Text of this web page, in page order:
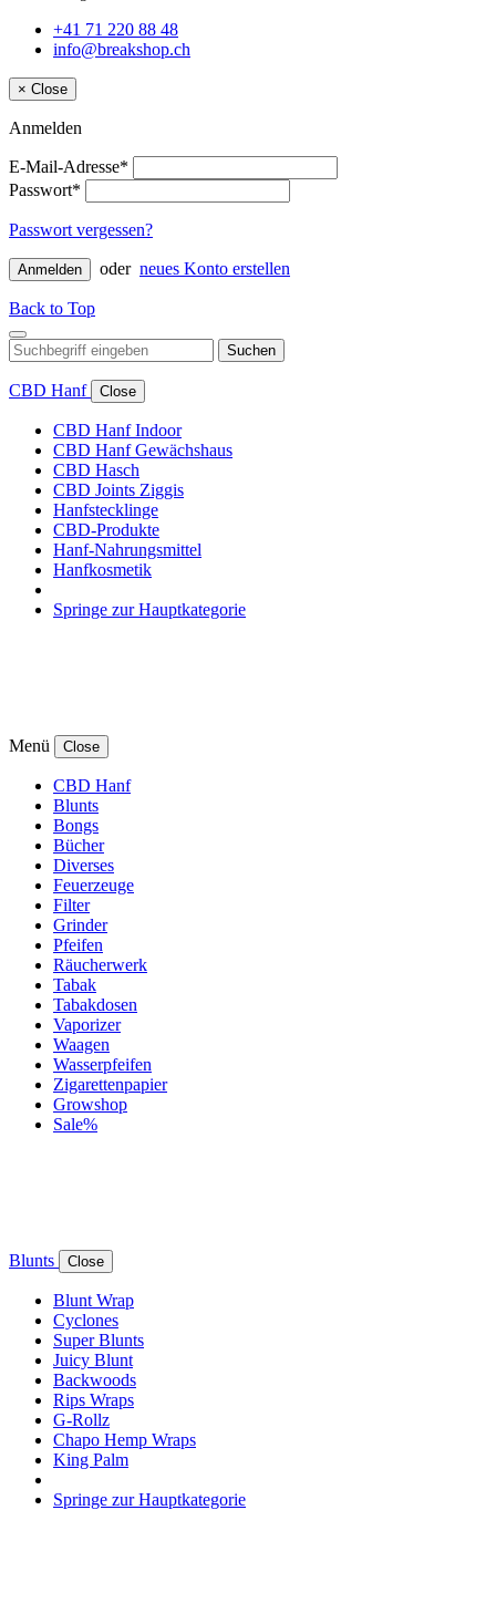
+41 71 220 88 48
info@breakshop.ch
× Close
Anmelden
E-Mail-Adresse*
Passwort*
Passwort vergessen?
Anmelden oder neues Konto erstellen
Back to Top
Suchen
CBD Hanf Close
CBD Hanf Indoor
CBD Hanf Gewächshaus
CBD Hasch
CBD Joints Ziggis
Hanfstecklinge
CBD-Produkte
Hanf-Nahrungsmittel
Hanfkosmetik
Springe zur Hauptkategorie
Menü Close
CBD Hanf
Blunts
Bongs
Bücher
Diverses
Feuerzeuge
Filter
Grinder
Pfeifen
Räucherwerk
Tabak
Tabakdosen
Vaporizer
Waagen
Wasserpfeifen
Zigarettenpapier
Growshop
Sale%
Blunts Close
Blunt Wrap
Cyclones
Super Blunts
Juicy Blunt
Backwoods
Rips Wraps
G-Rollz
Chapo Hemp Wraps
King Palm
Springe zur Hauptkategorie